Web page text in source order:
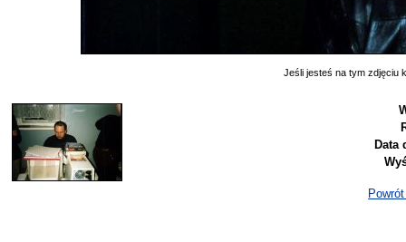
Jeśli jesteś na tym zdjęciu
Data